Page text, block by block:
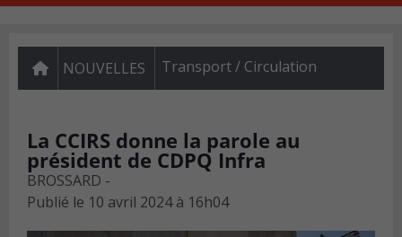
NOUVELLES Transport / Circulation
La CCIRS donne la parole au
président de CDPQ Infra
BROSSARD -
Publié le 10 avril 2024 à 16h04